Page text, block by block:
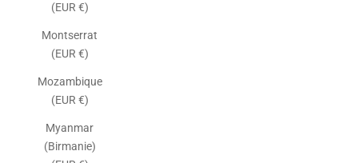
(EUR €)
Montserrat
(EUR €)
Mozambique
(EUR €)
Myanmar
(Birmanie)